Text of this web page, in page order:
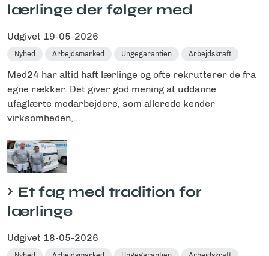
lærlinge der følger med
Udgivet 19-05-2026
Nyhed Arbejdsmarked Ungegarantien Arbejdskraft
Med24 har altid haft lærlinge og ofte rekrutterer de fra
egne rækker. Det giver god mening at uddanne
ufaglærte medarbejdere, som allerede kender
virksomheden,...
Et fag med tradition for
lærlinge
Udgivet 18-05-2026